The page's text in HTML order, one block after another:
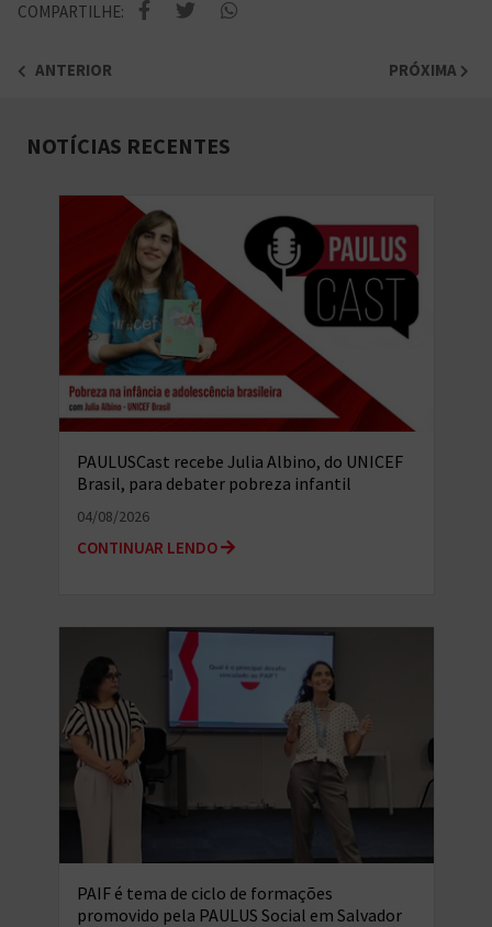
COMPARTILHE:
ANTERIOR PRÓXIMA
NOTÍCIAS RECENTES
PAULUSCast recebe Julia Albino, do UNICEF
Brasil, para debater pobreza infantil
04/08/2026
CONTINUAR LENDO
PAIF é tema de ciclo de formações
promovido pela PAULUS Social em Salvador